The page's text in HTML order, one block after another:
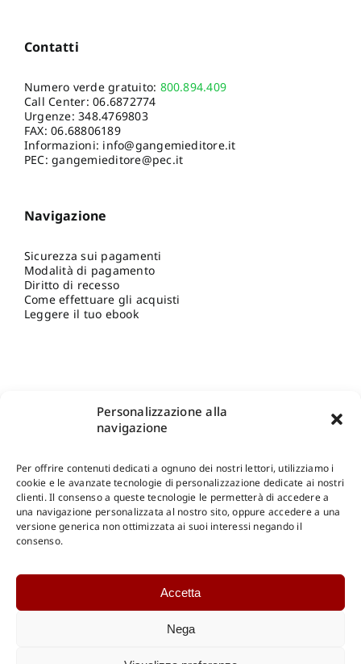
Personalizzazione alla
navigazione
Per offrire contenuti dedicati a ognuno dei nostri lettori, utilizziamo i
cookie e le avanzate tecnologie di personalizzazione dedicate ai nostri
clienti. Il consenso a queste tecnologie le permetterà di accedere a
una navigazione personalizzata al nostro sito, oppure accedere a una
versione generica non ottimizzata ai suoi interessi negando il
consenso.
Accetta
Nega
Contatti
Numero verde gratuito: 800.894.409
Call Center:06.6872774
Urgenze:348.4769803
FAX: 06.68806189
Informazioni: info@gangemieditore.it
PEC: gangemieditore@pec.it
Navigazione
Sicurezza sui pagamenti
Modalità di pagamento
Diritto di recesso
Come effettuare gli acquisti
Leggere il tuo ebook
Shop Gangemi Editore-Pagamenti Sicuri e anche Rateali
Catalogo Online
Catalogo Internazionale